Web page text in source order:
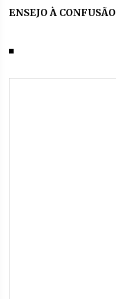
ENSEJO À CONFUSÃO